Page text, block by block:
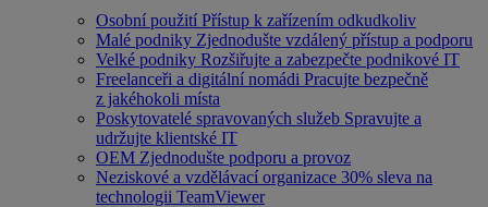
Osobní použití Přístup k zařízením odkudkoliv
Malé podniky Zjednodušte vzdálený přístup a podporu
Velké podniky Rozšiřujte a zabezpečte podnikové IT
Freelanceři a digitální nomádi Pracujte bezpečně
z jakéhokoli místa
Poskytovatelé spravovaných služeb Spravujte a
udržujte klientské IT
OEM Zjednodušte podporu a provoz
Neziskové a vzdělávací organizace 30% sleva na
technologii TeamViewer